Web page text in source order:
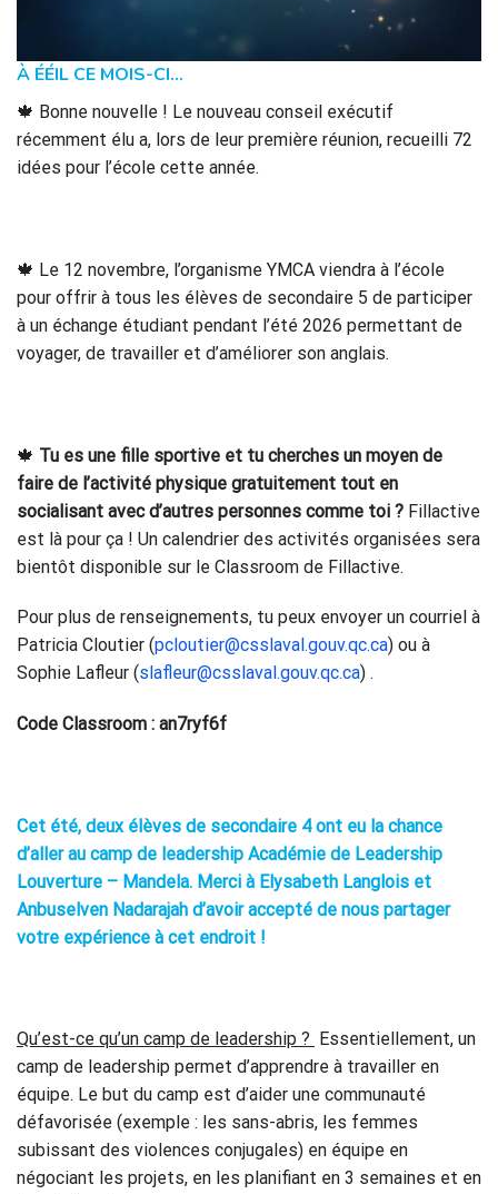
À ÉÉIL CE MOIS-CI…
🍁 Bonne nouvelle ! Le nouveau conseil exécutif
récemment élu a, lors de leur première réunion, recueilli 72
idées pour l’école cette année.
🍁 Le 12 novembre, l’organisme YMCA viendra à l’école
pour offrir à tous les élèves de secondaire 5 de participer
à un échange étudiant pendant l’été 2026 permettant de
voyager, de travailler et d’améliorer son anglais.
🍁 Tu es une fille sportive et tu cherches un moyen de
faire de l’activité physique gratuitement tout en
socialisant avec d’autres personnes comme toi ? Fillactive
est là pour ça ! Un calendrier des activités organisées sera
bientôt disponible sur le Classroom de Fillactive.
Pour plus de renseignements, tu peux envoyer un courriel à
Patricia Cloutier (pcloutier@csslaval.gouv.qc.ca) ou à
Sophie Lafleur (slafleur@csslaval.gouv.qc.ca) .
Code Classroom : an7ryf6f
Cet été, deux élèves de secondaire 4 ont eu la chance
d’aller au camp de leadership Académie de Leadership
Louverture – Mandela. Merci à Elysabeth Langlois et
Anbuselven Nadarajah d’avoir accepté de nous partager
votre expérience à cet endroit !
Qu’est-ce qu’un camp de leadership ?
Essentiellement, un
camp de leadership permet d’apprendre à travailler en
équipe. Le but du camp est d’aider une communauté
défavorisée (exemple : les sans-abris, les femmes
subissant des violences conjugales) en équipe en
négociant les projets, en les planifiant en 3 semaines et en